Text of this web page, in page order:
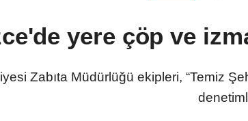
yere çöp ve
Zabıta Müdürlüğü ekipleri, “Temiz